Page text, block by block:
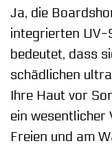
Ja, die
integrierten UV-
bedeutet, dass
schädlichen
Ihre Haut vor
ein wesentlicher
Freien und am